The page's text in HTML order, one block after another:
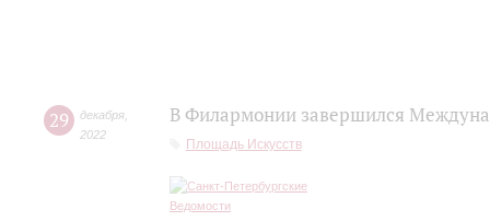
29 декабря
2022
В Филармонии завершился
Площадь Искусств